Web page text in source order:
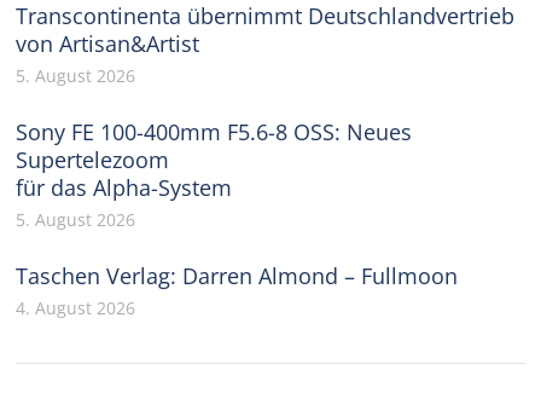
Transcontinenta übernimmt Deutschlandvertrieb
von Artisan&Artist
5. August 2026
Sony FE 100-400mm F5.6-8 OSS: Neues
Supertelezoom
für das Alpha-System
5. August 2026
Taschen Verlag: Darren Almond – Fullmoon
4. August 2026